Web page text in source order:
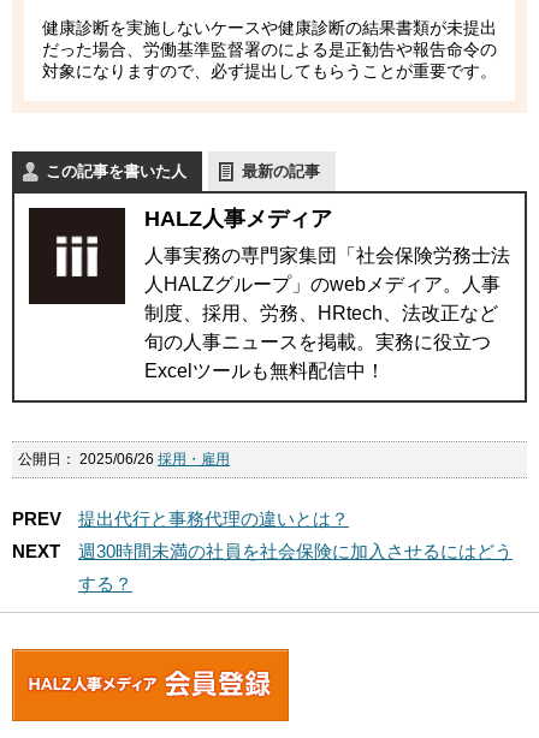
健康診断を実施しないケースや健康診断の結果書類が未提出
だった場合、労働基準監督署のによる是正勧告や報告命令の
対象になりますので、必ず提出してもらうことが重要です。
この記事を書いた人 最新の記事
HALZ人事メディア
人事実務の専門家集団「社会保険労務士法
人HALZグループ」のwebメディア。人事
制度、採用、労務、HRtech、法改正など
旬の人事ニュースを掲載。実務に役立つ
Excelツールも無料配信中！
公開日： 2025/06/26 採用・雇用
PREV
提出代行と事務代理の違いとは？
NEXT
週30時間未満の社員を社会保険に加入させるにはどう
する？